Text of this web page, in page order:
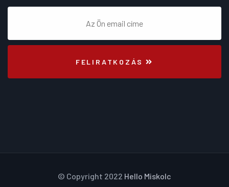
FELIRATKOZÁS
© Copyright 2022 Hello Miskolc